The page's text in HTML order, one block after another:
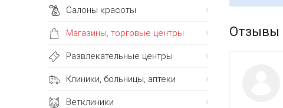
Салоны красоты
Магазины, торговые центры
Развлекательные центры
Клиники, больницы, аптеки
Ветклиники
Отзывы